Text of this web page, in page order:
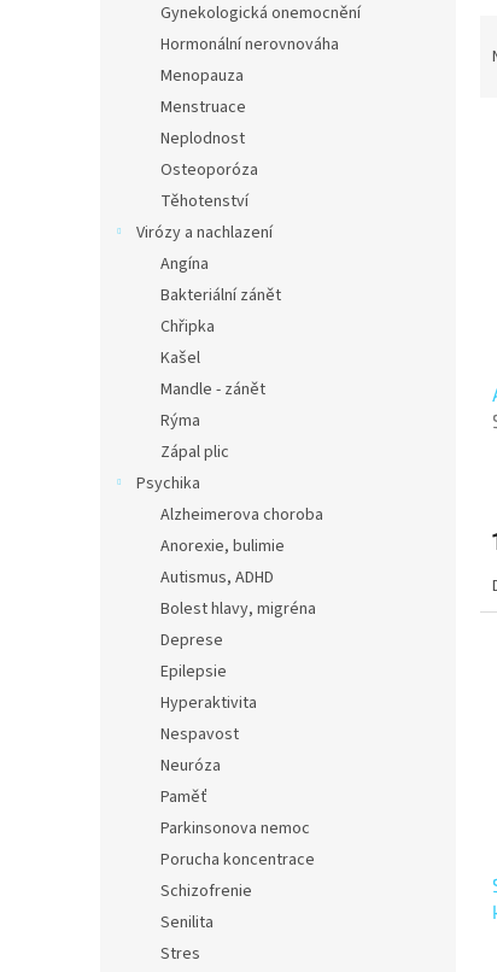
Gynekologická onemocnění
Hormonální nerovnováha
Menopauza
Menstruace
Neplodnost
Osteoporóza
Těhotenství
Virózy a nachlazení
Angína
Bakteriální zánět
Chřipka
Kašel
Mandle - zánět
Rýma
Zápal plic
Psychika
Alzheimerova choroba
Anorexie, bulimie
Autismus, ADHD
Bolest hlavy, migréna
Deprese
Epilepsie
Hyperaktivita
Nespavost
Neuróza
Paměť
Parkinsonova nemoc
Porucha koncentrace
Schizofrenie
Senilita
Stres